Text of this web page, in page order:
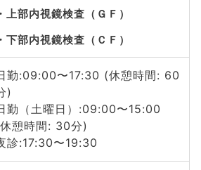
上部内視鏡検査（ＧＦ）
下部内視鏡検査（ＣＦ）
勤:09:00〜17:30 (休憩時間: 60
)
勤（土曜日）:09:00〜15:00
憩時間: 30分)
診:17:30〜19:30